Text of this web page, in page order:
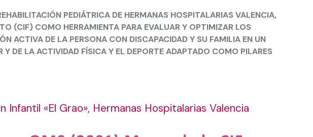
PEDIÁTRICA DE HERMANAS HOSPITALARIAS VALENCIA,
(CIF) COMO HERRAMIENTA PARA EVALUAR Y OPTIMIZAR LOS
ACTIVA DE LA PERSONA CON DISCAPACIDAD Y SU FAMILIA EN UN
DE LA ACTIVIDAD FÍSICA Y EL DEPORTE ADAPTADO COMO PILARES
«El Grao», Hermanas Hospitalarias Valencia